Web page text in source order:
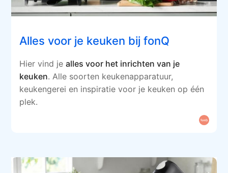
Alles voor je keuken bij fonQ
Hier vind jealles voor het inrichten van je
keuken. Alle soorten keukenapparatuur,
keukengerei en inspiratie voor je keuken op één
plek.